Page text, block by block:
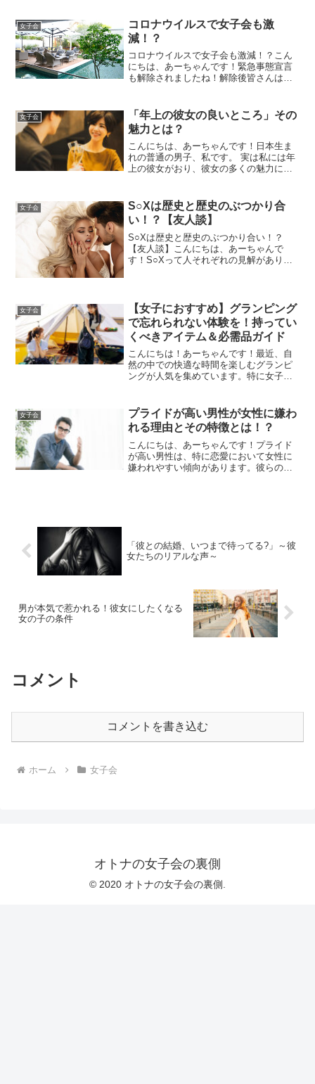
方があるんです！今日はホ...
女子会
コロナウイルスで女子会も激
減！？
コロナウイルスで女子会も激減！？こん
にちは、あーちゃんです！緊急事態宣言
も解除されましたね！解除後皆さんは、
たい！遊びたい！という欲が（笑）お仕
事も在宅、お休みもおうち...
女子会
「年上の彼女の良いところ」その
魅力とは？
こんにちは、あーちゃんです！日本生ま
れの普通の男子、私です。 実は私には年
上の彼女がおり、彼女の多くの魅力に
す！1．話題が豊富年上の彼女と付き合う
中で、楽しめるのが「懐...
女子会
S○Xは歴史と歴史のぶつかり合
い！？【友人談】
S○Xは歴史と歴史のぶつかり合い！？
【友人談】こんにちは、あーちゃんで
す！S○Xって人それぞれの見解がありま
も人それぞれ。飲...
女子会
【女子におすすめ】グランピング
で忘れられない体験を！持ってい
くべきアイテム＆必需品ガイド
こんにちは！あーちゃんです！最近、自
然の中での快適な時間を楽しむグランピ
ングが人気を集めています。特に女子会
通のキャンプとは異なり、どんなアイテ
ムを持っていけばいいのか...
女子会
プライドが高い男性が女性に嫌わ
れる理由とその特徴とは！？
こんにちは、あーちゃんです！プライド
が高い男性は、特に恋愛において女性に
嫌われやすい傾向があります。彼らの態
「彼との結婚、いつまで待ってる?」～彼
女たちのリアルな声～
男が本気で惹かれる！彼女にしたくなる
女の子の条件
コメント
コメントを書き込む
ホーム 女子会
オトナの女子会の裏側
© 2020 オトナの女子会の裏側.